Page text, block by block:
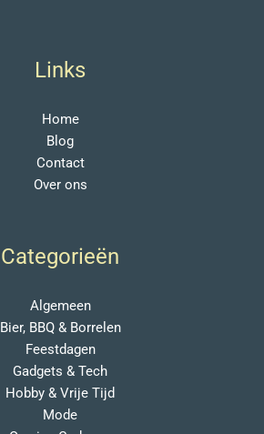
Links
Home
Blog
Contact
Over ons
Categorieën
Algemeen
Bier, BBQ & Borrelen
Feestdagen
Gadgets & Tech
Hobby & Vrije Tijd
Mode